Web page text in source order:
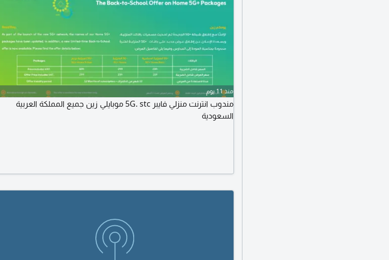
منذ 11 يوم
مندوب انترنت منزلي فايبر 5G. stc موبايلي زين جميع المملكة العربية
السعودية